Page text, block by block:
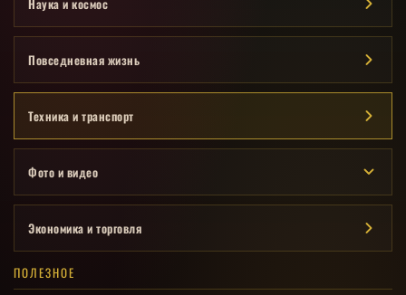
Повседневная жизнь
Техника и транспорт
Фото и видео
Экономика и торговля
ПОЛЕЗНОЕ